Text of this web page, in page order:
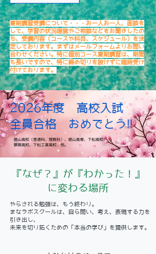
夏期講習受講について・・・お一人お一人、面談を
して、学習の状況確認やご相談などをお聞きしたの
ち、受講内容（コースや科目、スケジュール）を決
定しております。まずはメールフォームよりお問い
合わせください。特に個別コース夏期講習は、期間
も長いですので、特に締め切りを設けずに随時受け
付けております。
2026年度 高校入試
​全員合格 おめでとう!!
徳山高校（普通科、理数科）、徳山高専、下松高校、
華陵高校、下松工業高校、他。
『なぜ？』が『わかった！』
に変わる場所
やらされる勉強は、もう終わり。
まなラボスクールは、自ら問い、考え、表現する力を
引き出し、
未来を切り拓くための「本当の学び」を提供します。